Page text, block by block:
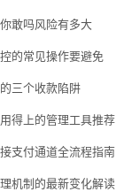
敢吗风险有多大
的常见操作要避免
三个收款陷阱
得上的管理工具推荐
支付通道全流程指南
机制的最新变化解读